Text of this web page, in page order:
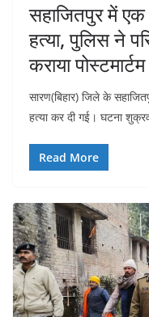
सहाजितपुर में
हत्या, पुलिस ने
कराया पोस्टमार्टम
सारण(बिहार) जिले के
हत्या कर दी गई। घटना
Read More